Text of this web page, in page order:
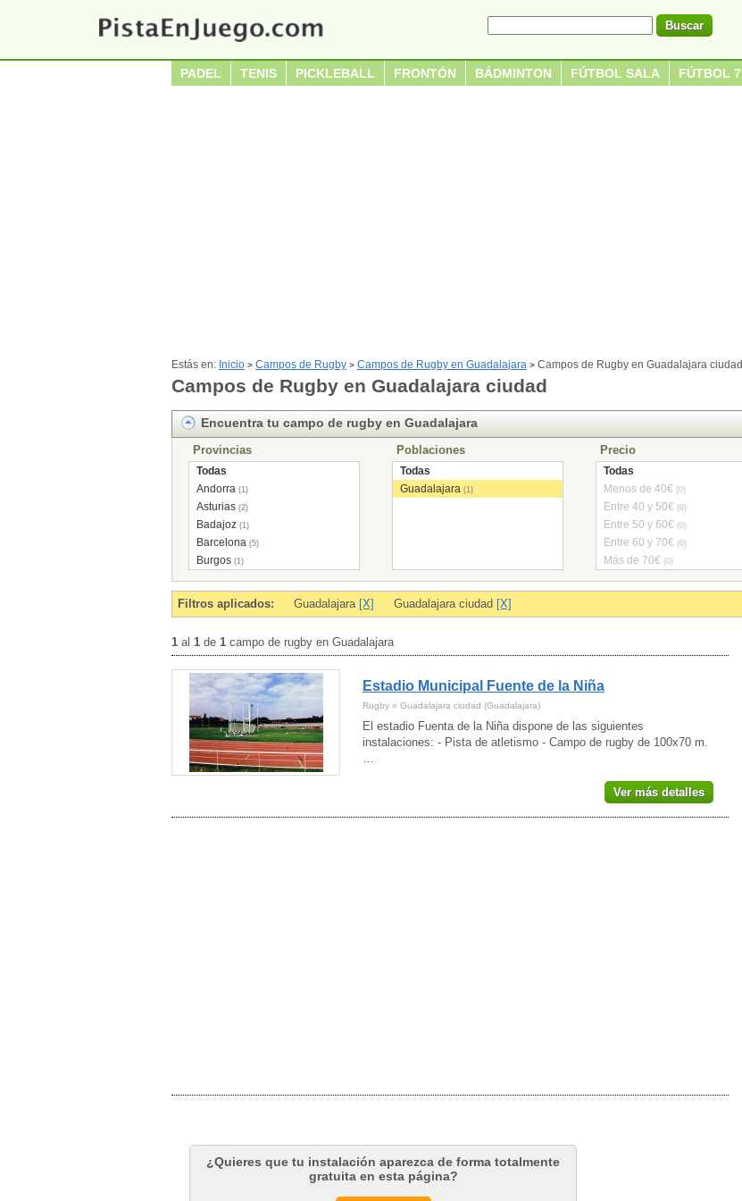
PADEL TENIS PICKLEBALL FRONTÓN BÁDMINTON FÚTBOL SALA FÚTBOL 7
Estás en: Inicio > Campos de Rugby > Campos de Rugby en Guadalajara > Campos de Rugby en Guadalajara ciudad
Campos de Rugby en Guadalajara ciudad
Encuentra tu campo de rugby en Guadalajara
Provincias
Todas
Andorra (1)
Asturias (2)
Badajoz (1)
Barcelona (5)
Burgos (1)
Cuenca
Girona
Jaén
Madrid (2)
Murcia (2)
Salamanca (1)
Sevilla (1)
Vizcaya (1)
Poblaciones
Todas
Guadalajara (1)
Precio
Todas
Menos de 40€ (0)
Entre 40 y 50€ (0)
Entre 50 y 60€ (0)
Entre 60 y 70€ (0)
Más de 70€ (0)
Filtros aplicados: Guadalajara [X] Guadalajara ciudad [X]
1 al 1 de 1 campo de rugby en Guadalajara
Estadio Municipal Fuente de la Niña
Rugby » Guadalajara ciudad (Guadalajara)
El estadio Fuenta de la Niña dispone de las siguientes
instalaciones: - Pista de atletismo - Campo de rugby de 100x70 m.
Ver más detalles
¿Quieres que tu instalación aparezca de forma totalmente
gratuita en esta página?